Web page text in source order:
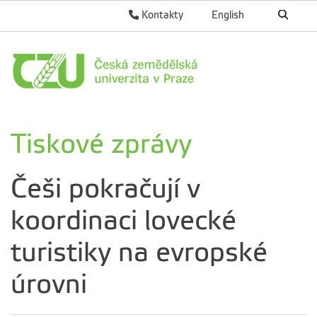
English
Kontakty
Tiskové zprávy
Češi pokračují v
koordinaci lovecké
turistiky na evropské
úrovni